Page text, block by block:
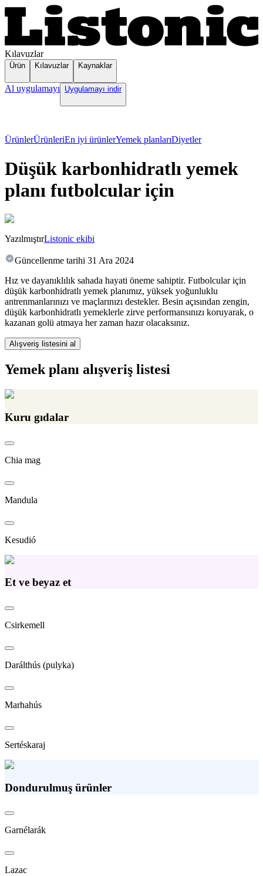
Kılavuzlar
Ürün Kılavuzlar Kaynaklar
Al uygulamayı Uygulamayı indir
ÜrünlerÜrünleriEn iyi ürünlerYemek planlarıDiyetler
Düşük karbonhidratlı yemek
planı futbolcular için
YazılmıştırListonic ekibi
Güncellenme tarihi 31 Ara 2024
Hız ve dayanıklılık sahada hayati öneme sahiptir. Futbolcular için
düşük karbonhidratlı yemek planımız, yüksek yoğunluklu
antrenmanlarınızı ve maçlarınızı destekler. Besin açısından zengin,
düşük karbonhidratlı yemeklerle zirve performansınızı koruyarak, o
kazanan golü atmaya her zaman hazır olacaksınız.
Alışveriş listesini al
Yemek planı alışveriş listesi
Kuru gıdalar
Chia mag
Mandula
Kesudió
Et ve beyaz et
Csirkemell
Darálthús (pulyka)
Marhahús
Sertéskaraj
Dondurulmuş ürünler
Garnélarák
Lazac